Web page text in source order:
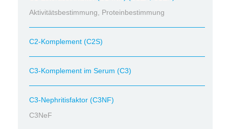
Aktivitätsbestimmung, Proteinbestimmung
C2-Komplement (C2S)
C3-Komplement im Serum (C3)
C3-Nephritisfaktor (C3NF)
C3NeF